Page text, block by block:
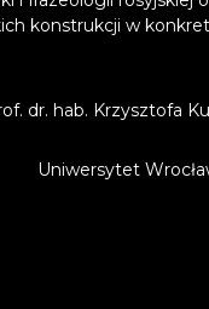
konstrukcji w
dr. hab. Krzysztofa
Uniwersytet